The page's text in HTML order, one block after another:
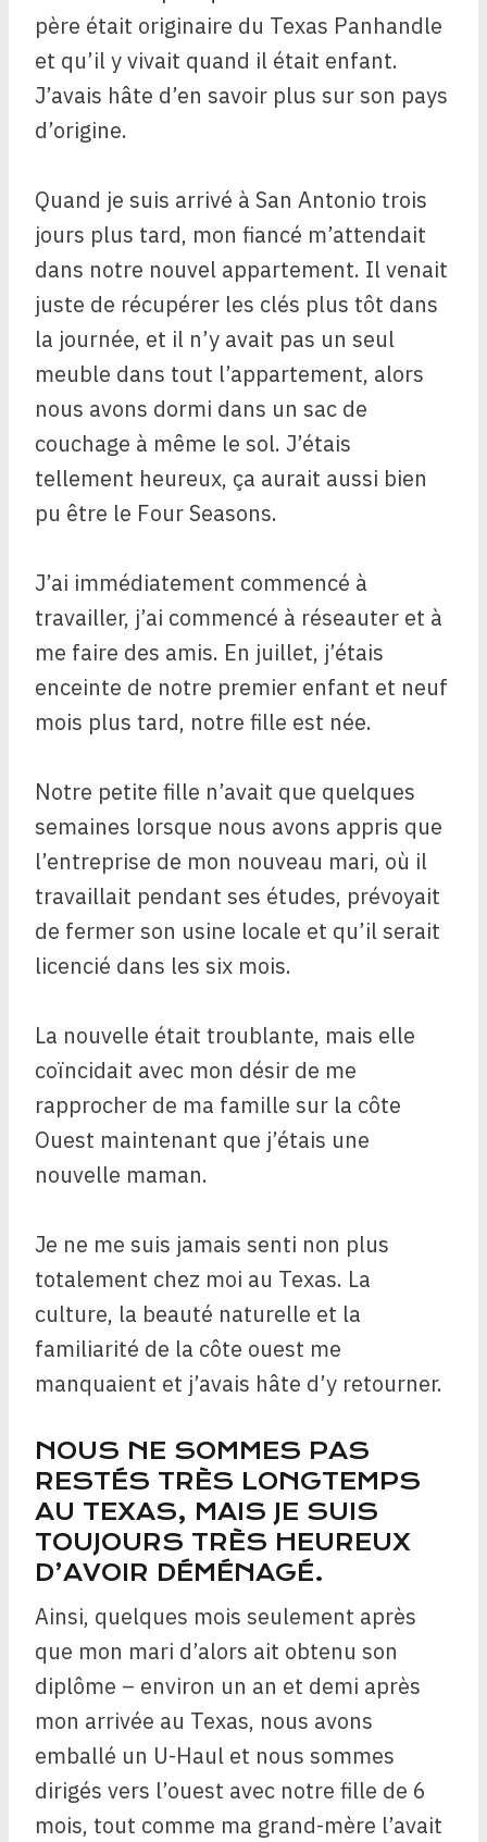
père était originaire du Texas Panhandle
et qu’il y vivait quand il était enfant.
J’avais hâte d’en savoir plus sur son pays
d’origine.
Quand je suis arrivé à San Antonio trois
jours plus tard, mon fiancé m’attendait
dans notre nouvel appartement. Il venait
juste de récupérer les clés plus tôt dans
la journée, et il n’y avait pas un seul
meuble dans tout l’appartement, alors
nous avons dormi dans un sac de
couchage à même le sol. J’étais
tellement heureux, ça aurait aussi bien
pu être le Four Seasons.
J’ai immédiatement commencé à
travailler, j’ai commencé à réseauter et à
me faire des amis. En juillet, j’étais
enceinte de notre premier enfant et neuf
mois plus tard, notre fille est née.
Notre petite fille n’avait que quelques
semaines lorsque nous avons appris que
l’entreprise de mon nouveau mari, où il
travaillait pendant ses études, prévoyait
de fermer son usine locale et qu’il serait
licencié dans les six mois.
La nouvelle était troublante, mais elle
coïncidait avec mon désir de me
rapprocher de ma famille sur la côte
Ouest maintenant que j’étais une
nouvelle maman.
Je ne me suis jamais senti non plus
totalement chez moi au Texas. La
culture, la beauté naturelle et la
familiarité de la côte ouest me
manquaient et j’avais hâte d’y retourner.
NOUS NE SOMMES PAS
RESTÉS TRÈS LONGTEMPS
AU TEXAS, MAIS JE SUIS
TOUJOURS TRÈS HEUREUX
D’AVOIR DÉMÉNAGÉ.
Ainsi, quelques mois seulement après
que mon mari d’alors ait obtenu son
diplôme – environ un an et demi après
mon arrivée au Texas, nous avons
emballé un U-Haul et nous sommes
dirigés vers l’ouest avec notre fille de 6
mois, tout comme ma grand-mère l’avait